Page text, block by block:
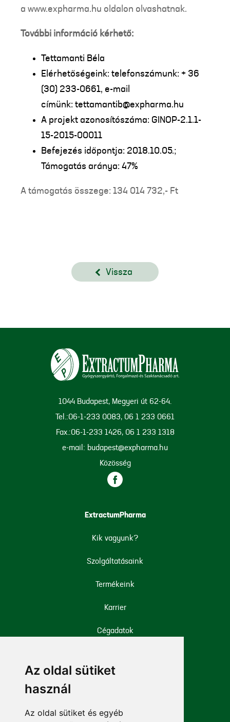
Az oldal sütiket
használ
Az oldal sütiket és egyéb
a www.expharma.hu oldalon olvashatnak.
További információ kérhető:
Tettamanti Béla
Elérhetőségeink: telefonszámunk: + 36
(30) 233-0661, e-mail
címünk: tettamantib@expharma.hu
A projekt azonosítószáma: GINOP-2.1.1-
15-2015-00011
Befejezés időpontja: 2018.10.05.;
Támogatás aránya: 47%
A támogatás összege: 134 014 732,- Ft
Vissza
1044 Budapest, Megyeri út 62-64.
Tel.:06-1-233 0083, 06 1 233 0661
Fax.:06-1-233 1426, 06 1 233 1318
e-mail: budapest@expharma.hu
Közösség
ExtractumPharma
Kik vagyunk?
Szolgáltatásaink
Termékeink
Karrier
Cégadatok
Mellékhatás bejelentése